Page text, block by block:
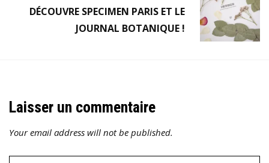
DÉCOUVRE SPECIMEN PARIS ET LE
JOURNAL BOTANIQUE !
Laisser un commentaire
Your email address will not be published.